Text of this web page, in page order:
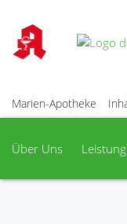
Marien-Apotheke
Über Uns